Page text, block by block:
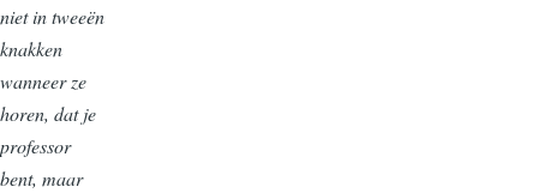
niet in tweeën
knakken
wanneer ze
horen, dat je
professor
bent, maar